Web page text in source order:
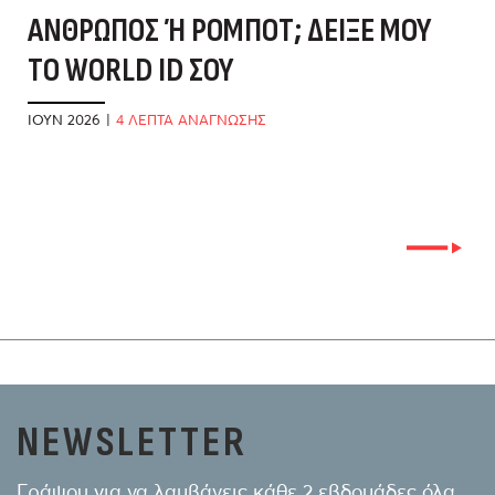
ΆΝΘΡΩΠΟΣ Ή ΡΟΜΠΌΤ; ΔΕΊΞΕ ΜΟΥ Τ
Ο WORLD ID ΣΟΥ
ΙΟΎΝ 2026 | 4 ΛΕΠΤΑ ΑΝΑΓΝΩΣΗΣ
NEWSLETTER